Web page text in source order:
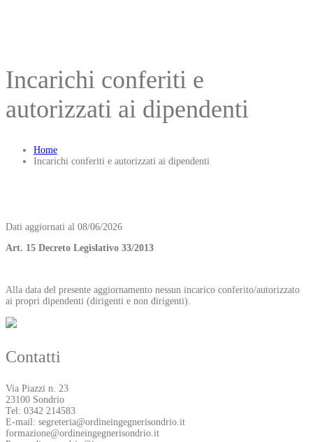
Incarichi conferiti e
autorizzati ai dipendenti
Home
Incarichi conferiti e autorizzati ai dipendenti
Dati aggiornati al 08/06/2026
Art. 15 Decreto Legislativo 33/2013
Alla data del presente aggiornamento nessun incarico conferito/autorizzato
ai propri dipendenti (dirigenti e non dirigenti).
Contatti
Via Piazzi n. 23
23100 Sondrio
Tel: 0342 214583
E-mail: segreteria@ordineingegnerisondrio.it
formazione@ordineingegnerisondrio.it